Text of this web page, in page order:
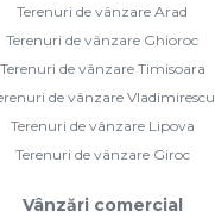
Terenuri de vânzare Arad
Terenuri de vânzare Ghioroc
Terenuri de vânzare Timisoara
de vânzare Vladimirescu
Terenuri de vânzare Lipova
Terenuri de vânzare Giroc
Vânzări comercial